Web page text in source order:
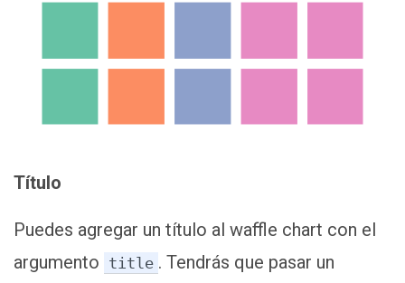
Título
Puedes agregar un título al waffle chart con el
argumento title . Tendrás que pasar un